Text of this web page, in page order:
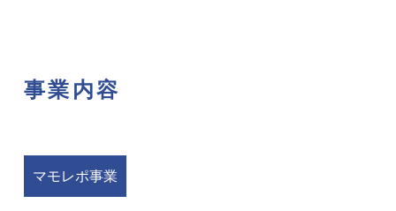
事業内容
マモレポ事業